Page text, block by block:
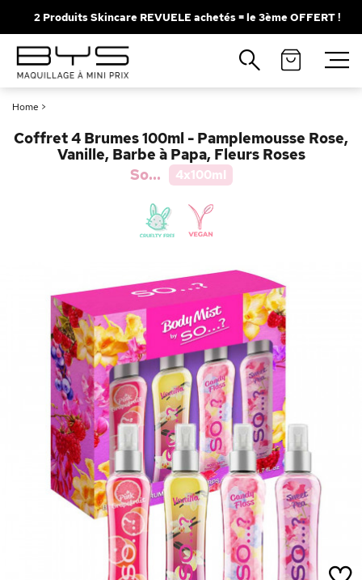
2 Produits Skincare REVUELE achetés = le 3ème OFFERT !
Home >
Coffret 4 Brumes 100ml - Pamplemousse Rose,
Vanille, Barbe à Papa, Fleurs Roses
So...
4x100ml
Fermer
Recherches populaires
Solaire
Brumes
Rouge à Lèvres